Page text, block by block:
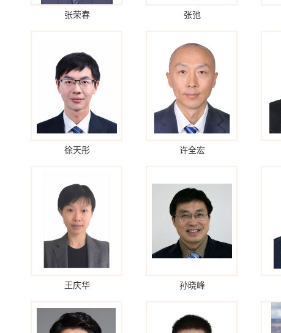
张荣春 张弛
徐天彤 许全宏
王庆华 孙晓峰